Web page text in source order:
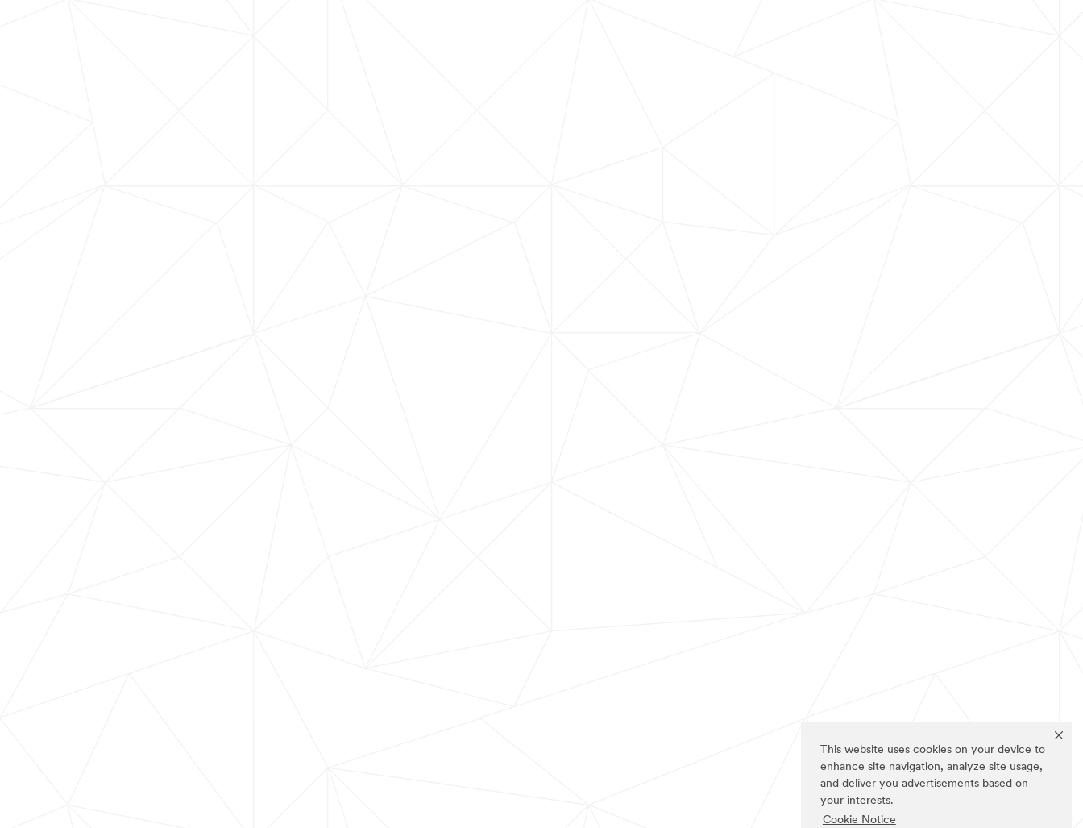
This website uses cookies on your device to
enhance site navigation, analyze site usage,
and deliver you advertisements based on
your interests.
Cookie Notice